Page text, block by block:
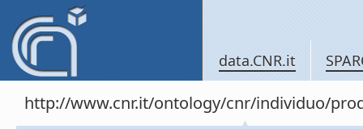
data.CNR.it
http://www.cnr.it/ontology/cnr/individuo/